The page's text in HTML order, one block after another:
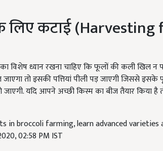
लिए कटाई
विशेष ध्यान रखना चाहिए कि फूलों की कली खिल न
तो इसकी पत्तियां पीली पड़ जाएगी जिससे इसके
यदि आपने अच्छी किस्म का बीज तैयार किया है
02:58 PM IST